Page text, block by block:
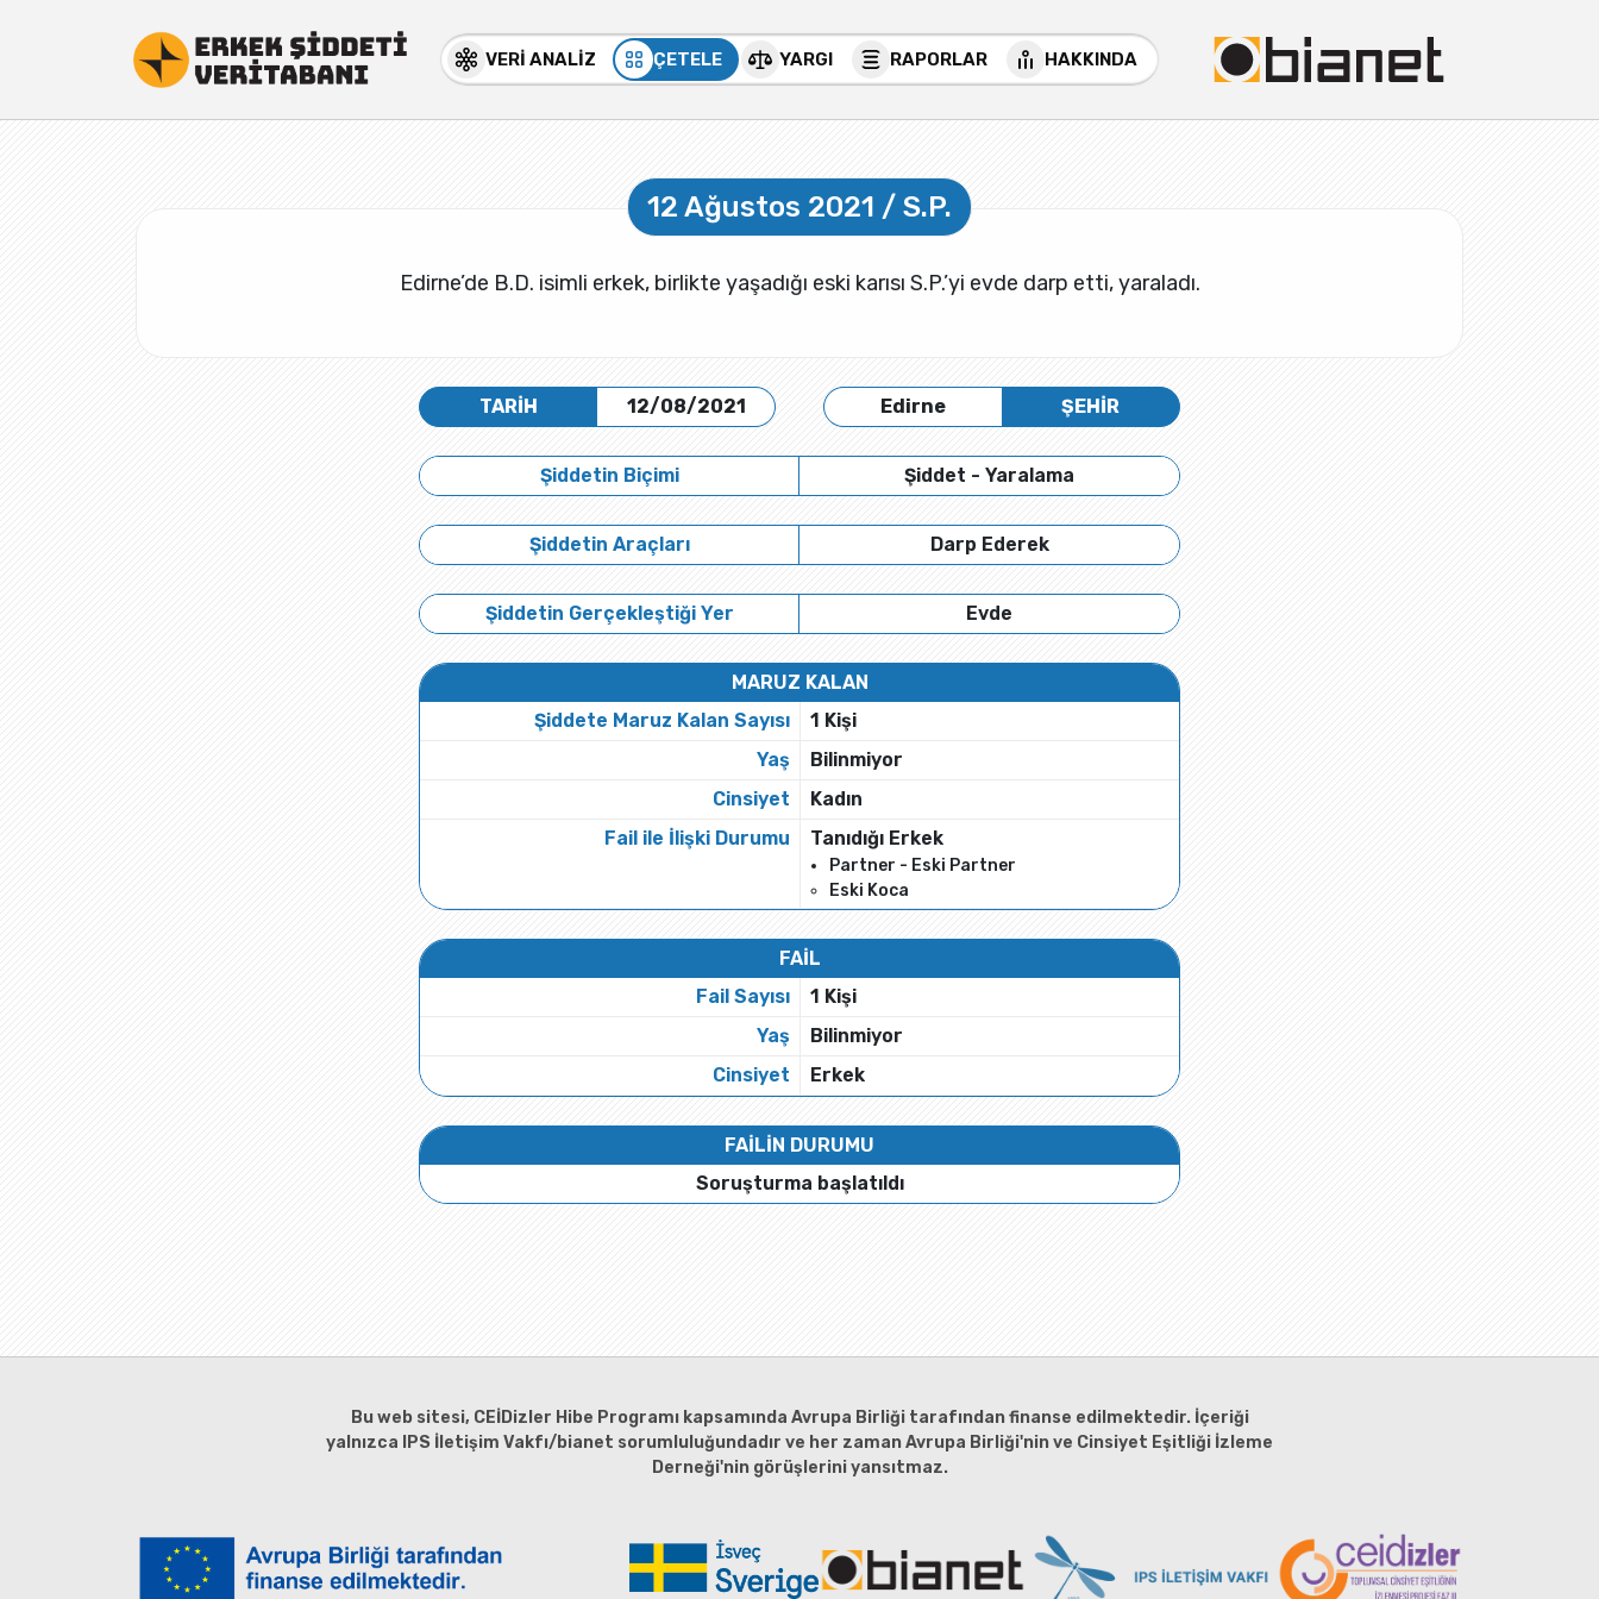
VERİ ANALİZ ÇETELE YARGI RAPORLAR HAKKINDA
12 Ağustos 2021 / S.P.
Edirne’de B.D. isimli erkek, birlikte yaşadığı eski karısı S.P.’yi evde darp etti, yaraladı.
TARİH 12/08/2021 Edirne ŞEHİR
Şiddetin Biçimi Şiddet - Yaralama
Şiddetin Araçları Darp Ederek
Şiddetin Gerçekleştiği Yer Evde
MARUZ KALAN
Şiddete Maruz Kalan Sayısı
1 Kişi
Yaş
Bilinmiyor
Cinsiyet
Kadın
Fail ile İlişki Durumu
Tanıdığı Erkek
Partner - Eski Partner
Eski Koca
FAİL
Fail Sayısı
1 Kişi
Yaş
Bilinmiyor
Cinsiyet
Erkek
FAİLİN DURUMU
Soruşturma başlatıldı
Bu web sitesi, CEİDizler Hibe Programı kapsamında Avrupa Birliği tarafından finanse edilmektedir. İçeriği
yalnızca IPS İletişim Vakfı/bianet sorumluluğundadır ve her zaman Avrupa Birliği'nin ve Cinsiyet Eşitliği İzleme
Derneği'nin görüşlerini yansıtmaz.